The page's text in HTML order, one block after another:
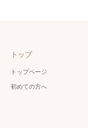
トップ
トップページ
初めての方へ